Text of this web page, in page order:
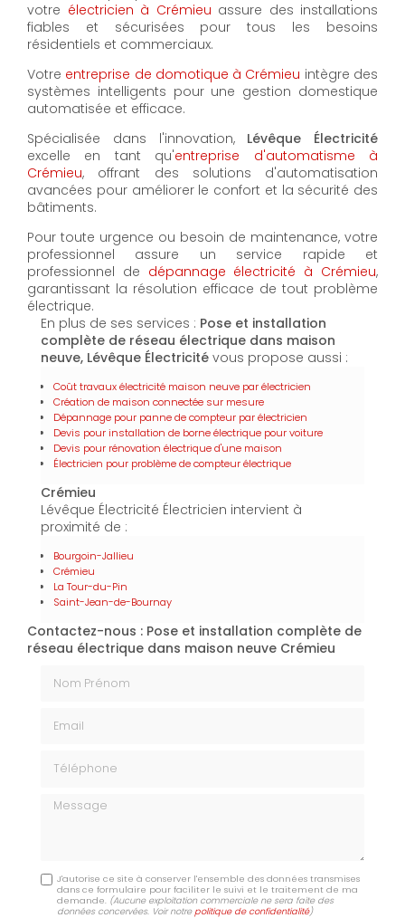
votre électricien à Crémieu assure des installations
fiables et sécurisées pour tous les besoins
résidentiels et commerciaux.
Votre entreprise de domotique à Crémieu intègre des
systèmes intelligents pour une gestion domestique
automatisée et efficace.
Spécialisée dans l'innovation, Lévêque Électricité
excelle en tant qu'entreprise d'automatisme à
Crémieu, offrant des solutions d'automatisation
avancées pour améliorer le confort et la sécurité des
bâtiments.
Pour toute urgence ou besoin de maintenance, votre
professionnel assure un service rapide et
professionnel de dépannage électricité à Crémieu,
garantissant la résolution efficace de tout problème
électrique.
En plus de ses services : Pose et installation
complète de réseau électrique dans maison
neuve, Lévêque Électricité vous propose aussi :
Coût travaux électricité maison neuve par électricien
Création de maison connectée sur mesure
Dépannage pour panne de compteur par électricien
Devis pour installation de borne électrique pour voiture
Devis pour rénovation électrique d'une maison
Électricien pour problème de compteur électrique
Crémieu
Lévêque Électricité Électricien intervient à
proximité de :
Bourgoin-Jallieu
Crémieu
La Tour-du-Pin
Saint-Jean-de-Bournay
Contactez-nous : Pose et installation complète de
réseau électrique dans maison neuve Crémieu
Message
J'autorise ce site à conserver l'ensemble des données transmises
dans ce formulaire pour faciliter le suivi et le traitement de ma
demande. (Aucune exploitation commerciale ne sera faite des
données concervées. Voir notre politique de confidentialité)